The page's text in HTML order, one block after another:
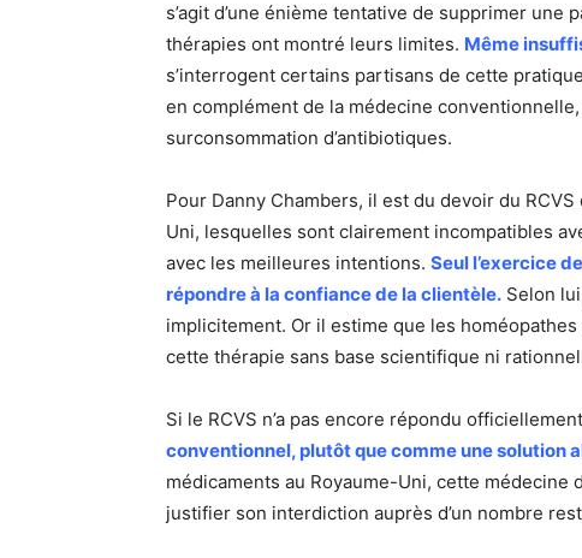
s’agit d’une énième tentative de supprimer
thérapies ont montré leurs limites. Même
s’interrogent certains partisans de cette
en complément de la médecine
surconsommation d’antibiotiques.
Pour Danny Chambers, il est du devoir du
Uni, lesquelles sont clairement incompatibles
avec les meilleures intentions. Seul l’exercice
répondre à la confiance de la clientèle. Selon
implicitement. Or il estime que les
cette thérapie sans base scientifique ni
Si le RCVS n’a pas encore répondu
conventionnel, plutôt que comme une solution
médicaments au Royaume-Uni, cette médecine
justifier son interdiction auprès d’un nombre